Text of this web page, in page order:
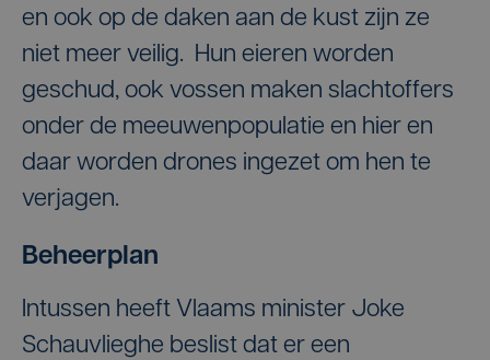
en ook op de daken aan de kust zijn ze
niet meer veilig. Hun eieren worden
geschud, ook vossen maken slachtoffers
onder de meeuwenpopulatie en hier en
daar worden drones ingezet om hen te
verjagen.
Beheerplan
Intussen heeft Vlaams minister Joke
Schauvlieghe beslist dat er een